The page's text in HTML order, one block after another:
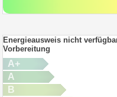
Energieausweis nicht
Vorbereitung
A+
A
B